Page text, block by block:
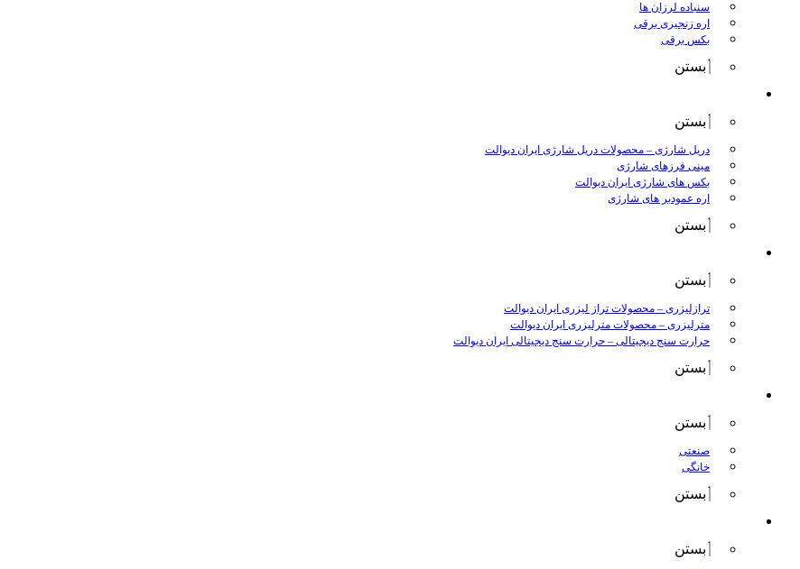
سنباده لرزان ها
اره زنجیری برقی
بکس برقی
بستن
بستن
دریل شارژی – محصولات دریل شارژی ایران دیوالت
مینی فرزهای شارژی
بکس های شارژی ایران دیوالت
اره عمودبر های شارژی
بستن
بستن
ترازلیزری – محصولات تراز لیزری ایران دیوالت
مترلیزری – محصولات مترلیزری ایران دیوالت
حرارت سنج دیجیتالی – حرارت سنج دیجیتالی ایران دیوالت
بستن
بستن
صنعتی
خانگی
بستن
بستن